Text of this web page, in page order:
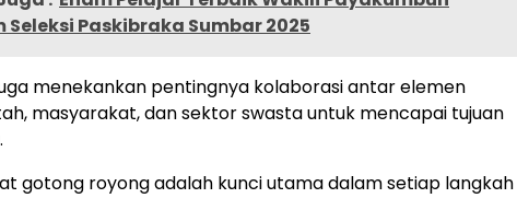
Seleksi Paskibraka Sumbar 2025
menekankan pentingnya kolaborasi antar elemen
masyarakat, dan sektor swasta untuk mencapai tujuan
gotong royong adalah kunci utama dalam setiap langkah